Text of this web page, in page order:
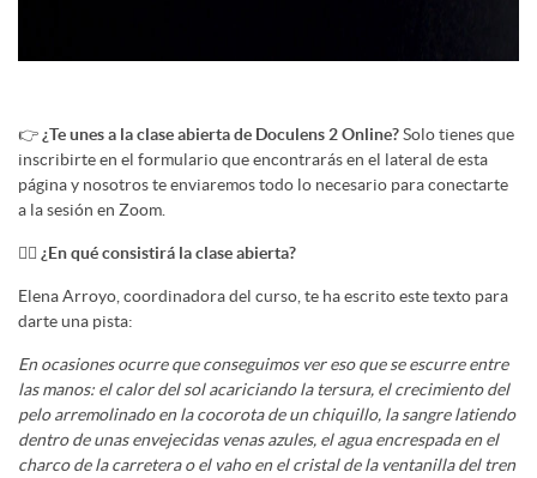
👉 ¿Te unes a la clase abierta de Doculens 2 Online?Solo tienes que
inscribirte en el formulario que encontrarás en el lateral de esta
página y nosotros te enviaremos todo lo necesario para conectarte
a la sesión en Zoom.
🙋‍♀️ ¿En qué consistirá la clase abierta?
Elena Arroyo, coordinadora del curso, te ha escrito este texto para
darte una pista:
En ocasiones ocurre que conseguimos ver eso que se escurre entre
las manos: el calor del sol acariciando la tersura, el crecimiento del
pelo arremolinado en la cocorota de un chiquillo, la sangre latiendo
dentro de unas envejecidas venas azules, el agua encrespada en el
charco de la carretera o el vaho en el cristal de la ventanilla del tren